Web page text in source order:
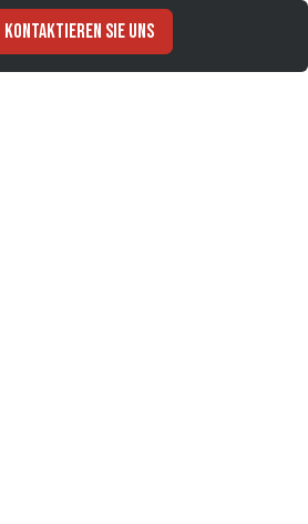
Kontaktieren Sie uns